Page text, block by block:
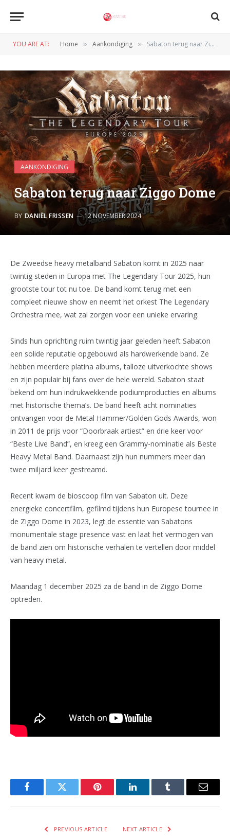
YOU ARE AT: Home » Aankondiging » Sabaton terug naar Ziggo Dome
AANKONDIGING
Sabaton terug naar Ziggo Dome
BY DANIËL FRISSEN 12 NOVEMBER 2024
De Zweedse heavy metalband Sabaton komt in 2025 naar
twintig steden in Europa met The Legendary Tour 2025, hun
grootste tour tot nu toe. De band komt terug met een
compleet nieuwe show en neemt het orkest The Legendary
Orchestra mee, wat zal zorgen voor een unieke ervaring.
Sinds hun oprichting ruim twintig jaar geleden heeft Sabaton
een solide reputatie opgebouwd als hardwerkende band. Ze
hebben meerdere platina albums, talloze uitverkochte shows
en zijn populair bij fans over de hele wereld. Sabaton staat
bekend om hun indrukwekkende podiumproducties en albums
met historische thema’s. De band heeft acht nominaties
ontvangen voor de Metal Hammer/Golden Gods Awards, won
in 2011 de prijs voor “Doorbraak artiest” en drie keer voor
“Beste Live Band”, en kreeg een Grammy-nominatie als Beste
Heavy Metal Band. Daarnaast zijn hun nummers meer dan
twee miljard keer gestreamd.
Recent kwam de bioscoop film van Sabaton uit. Deze
energieke concertfilm, gefilmd tijdens hun Europese tournee in
de Ziggo Dome in 2023, legt de essentie van Sabatons
monumentale stage presence vast en laat het vermogen van
de band zien om historische verhalen te vertellen door middel
van heavy metal.
Maandag 1 december 2025 za de band in de Ziggo Dome
optreden.
FacebookTwitter Pinterest LinkedInTumblr Email
PREVIOUS ARTICLE NEXT ARTICLE